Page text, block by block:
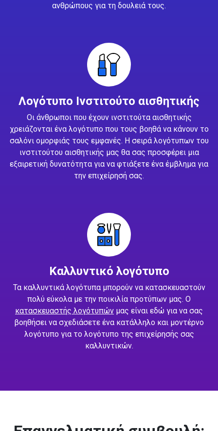
ανθρώπους για τη δουλειά τους.
Λογότυπο Ινστιτούτο αισθητικής
Οι άνθρωποι που έχουν ινστιτούτα αισθητικής
χρειάζονται ένα λογότυπο που τους βοηθά να κάνουν το
σαλόνι ομορφιάς τους εμφανές. Η σειρά λογότυπων του
ινστιτούτου αισθητικής μας θα σας προσφέρει μια
εξαιρετική δυνατότητα για να φτιάξετε ένα έμβλημα για
την επιχείρησή σας.
Καλλυντικό λογότυπο
Τα καλλυντικά λογότυπα μπορούν να κατασκευαστούν
πολύ εύκολα με την ποικιλία προτύπων μας. Ο
κατασκευαστής λογότυπών μας είναι εδώ για να σας
βοηθήσει να σχεδιάσετε ένα κατάλληλο και μοντέρνο
λογότυπο για το λογότυπο της επιχείρησής σας
καλλυντικών.